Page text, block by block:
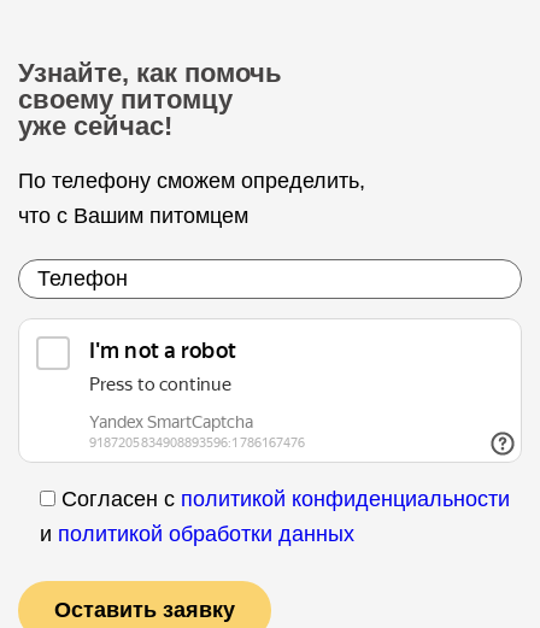
Узнайте, как помочь
своему питомцу
уже сейчас!
По телефону сможем определить,
что с Вашим питомцем
Согласен с политикой конфиденциальности
и политикой обработки данных